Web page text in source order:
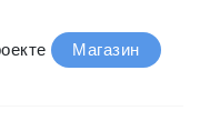
Магазин